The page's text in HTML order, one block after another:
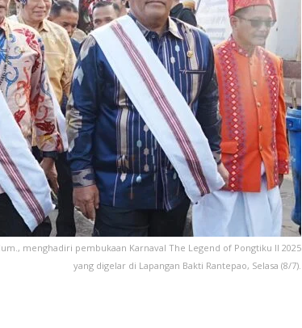
menghadiri pembukaan Karnaval The Legend of Pongtiku II 2025
yang digelar di Lapangan Bakti Rantepao, Selasa (8/7).